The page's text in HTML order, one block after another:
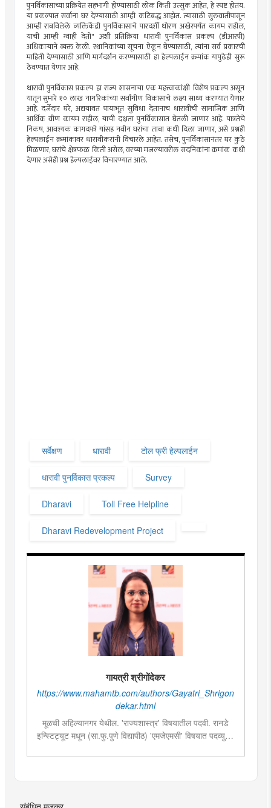
पुनर्विकासाच्या प्रक्रियेत सहभागी होण्यासाठी लोक किती उत्सुक आहेत, हे स्पष्ट होतंय.
या प्रकल्पात सर्वांना घर देण्यासाठी आम्ही कटिबद्ध आहोत. त्यासाठी सुरुवातीपासून
आम्ही राबविलेले व्यक्तिकेंद्री पुनर्विकासाचे पारदर्शी धोरण अखेरपर्यंत कायम राहील,
याची आम्ही ग्वाही देतो" अशी प्रतिक्रिया धारावी पुनर्विकास प्रकल्प (डीआरपी)
अधिकाऱ्याने व्यक्त केली. स्थानिकांच्या सूचना ऐकून घेण्यासाठी, त्यांना सर्व प्रकारची
माहिती देण्यासाठी आणि मार्गदर्शन करण्यासाठी हा हेल्पलाईन क्रमांक यापुढेही सुरू
ठेवण्यात येणार आहे.
धारावी पुनर्विकास प्रकल्प हा राज्य शासनाचा एक महत्त्वाकांक्षी विशेष प्रकल्प असून
यातून सुमारे १० लाख नागरिकांच्या सर्वांगीण विकासाचे लक्ष्य साध्य करण्यात येणार
आहे. दर्जेदार घरे, अद्ययावत पायाभूत सुविधा देतानाच धारावीची सामाजिक आणि
आर्थिक वीण कायम राहील, याची दक्षता पुनर्विकासात घेतली जाणार आहे. पात्रतेचे
निकष, आवश्यक कागदपत्रे यांसह नवीन घरांचा ताबा कधी दिला जाणार, असे प्रश्नही
हेल्पलाईन क्रमांकावर धारावीकरांनी विचारले आहेत. तसेच, पुनर्विकासानंतर घर कुठे
मिळणार, घरांचे क्षेत्रफळ किती असेल, वरच्या मजल्यावरील सदनिकांना क्रमांक कधी
देणार असेही प्रश्न हेल्पलाईवर विचारण्यात आले.
सर्वेक्षण धारावी टोल फ्री हेल्पलाईन
धारावी पुनर्विकास प्रकल्प Survey
Dharavi Toll Free Helpline
Dharavi Redevelopment Project
गायत्री श्रीगोंदेकर
https://www.mahamtb.com/authors/Gayatri_Shrigon
dekar.html
मूळची अहिल्यानगर येथील. 'राज्यशास्त्र' विषयातील पदवी. रानडे
इन्स्टिट्यूट मधून (सा.फु.पुणे विद्यापीठ) 'एमजेएमसी' विषयात पदव्युत्तर
पदावर रुजू. सद्यस्थितीत 'इन्फ्रास्ट्रक्चर आणि डेव्हलपमेंट' विशेष